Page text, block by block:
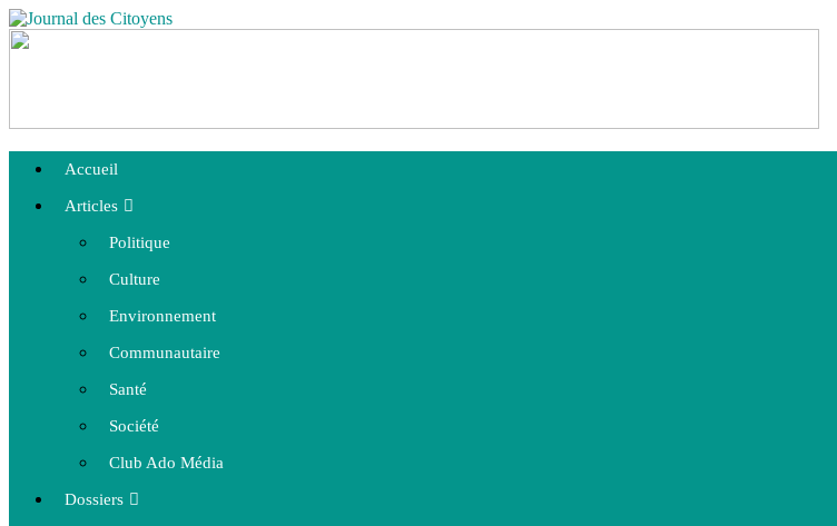
Accueil
Articles
Politique
Culture
Environnement
Communautaire
Santé
Société
Club Ado Média
Dossiers